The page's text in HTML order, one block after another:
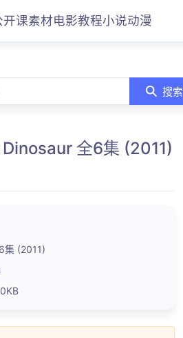
开课素材电影教程小说动漫
搜索
全6集 (2011)
集 (2011)